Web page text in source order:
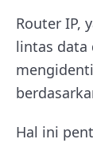
Router IP,
lintas data
Hal ini